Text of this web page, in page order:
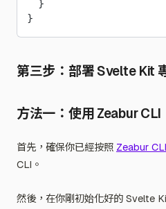
  }
}
第三步：部署 Svelte Kit
方法一：使用 Zeabur CLI
首先，確保你已經按照 Zeabur CLI
CLI。
然後，在你剛初始化好的 Svelte